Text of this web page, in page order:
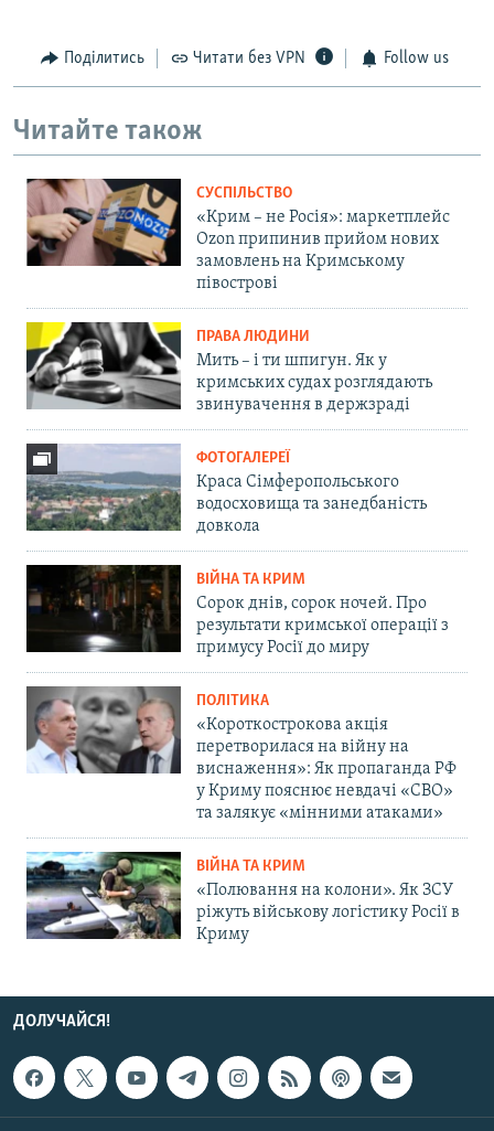
Поділитись Читати без VPN Follow us
Читайте також
СУСПІЛЬСТВО
«Крим – не Росія»: маркетплейс
Ozon припинив прийом нових
замовлень на Кримському
півострові
ПРАВА ЛЮДИНИ
Мить – і ти шпигун. Як у
кримських судах розглядають
звинувачення в держзраді
ФОТОГАЛЕРЕЇ
Краса Сімферопольського
водосховища та занедбаність
довкола
ВІЙНА ТА КРИМ
Сорок днів, сорок ночей. Про
результати кримської операції з
примусу Росії до миру
ПОЛІТИКА
«Короткострокова акція
перетворилася на війну на
виснаження»: Як пропаганда РФ
у Криму пояснює невдачі «СВО»
та залякує «мінними атаками»
ВІЙНА ТА КРИМ
«Полювання на колони». Як ЗСУ
ріжуть військову логістику Росії в
Криму
ДОЛУЧАЙСЯ!